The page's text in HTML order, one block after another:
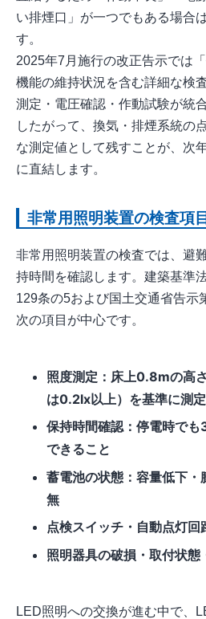
い排煙口」が一つでもある場合
す。
2025年7月施行の改正告示では
機能の維持状況を含む詳細な検
測定・電圧確認・作動試験が統
したがって、換気・排煙系統の
な測定値として残すことが、次
に直結します。
非常用照明装置の検査項
非常用照明装置の検査では、避
持時間を確認します。建築基準
129条の5および国土交通省告示
次の項目が中心です。
照度測定：床上0.8mの高
は0.2lx以上）を基準に測定
保持時間確認：停電時で
できること
蓄電池の状態：容量低下
無
点検スイッチ・自動点灯回
照明器具の破損・取付状態
LED照明への交換が進む中で、